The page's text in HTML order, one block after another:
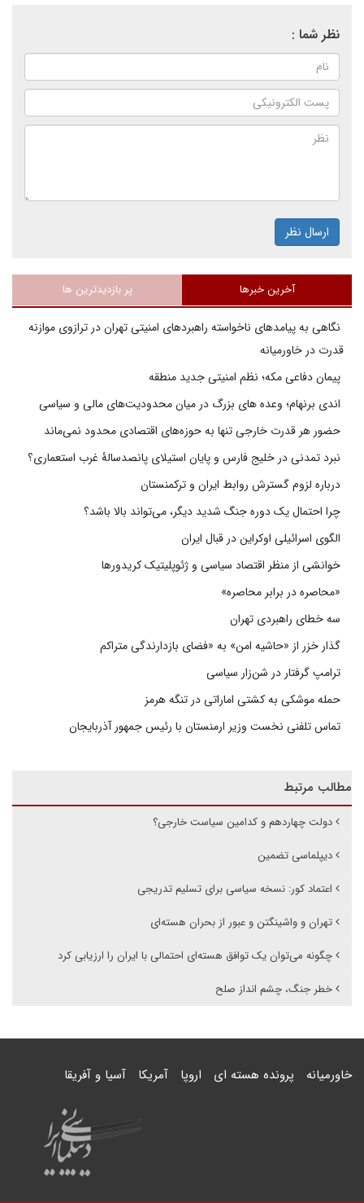
نظر شما :
ارسال نظر
آخرین خبرها پر بازدیدترین ها
نگاهی به پیامدهای ناخواسته راهبردهای امنیتی تهران در ترازوی موازنه
قدرت در خاورمیانه
پیمان دفاعی مکه؛ نظم امنیتی جدید منطقه
اندی برنهام؛ وعده های بزرگ در میان محدودیت‌های مالی و سیاسی
حضور هر قدرت خارجی تنها به حوزه‌های اقتصادی محدود نمی‌ماند
نبرد تمدنی در خلیج فارس و پایان استیلای پانصدسالۀ غرب استعماری؟
درباره لزوم گسترش روابط ایران و ترکمنستان
چرا احتمال یک دوره جنگ شدید دیگر، می‌تواند بالا باشد؟
الگوی اسرائیلی اوکراین در قبال ایران
خوانشی از منظر اقتصاد سیاسی و ژئوپلیتیک کریدورها
«محاصره در برابر محاصره»
سه خطای راهبردی تهران
گذار خزر از «حاشیه امن» به «فضای بازدارندگی متراکم
ترامپ گرفتار در شن‌زار سیاسی
حمله موشکی به کشتی اماراتی در تنگه هرمز
تماس تلفنی نخست وزیر ارمنستان با رئیس جمهور آذربایجان
مطالب مرتبط
دولت چهاردهم و کدامین سیاست خارجی؟
دیپلماسی تضمین
اعتماد کور: نسخه سیاسی برای تسلیم تدریجی
تهران و واشینگتن و عبور از بحران هسته‌ای
چگونه می‌توان یک توافق هسته‌ای احتمالی با ایران را ارزیابی کرد
خطر جنگ، چشم انداز صلح
خاورمیانه پرونده هسته ای اروپا آمریکا آسیا و آفریقا